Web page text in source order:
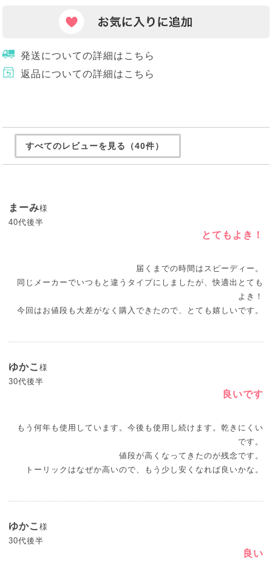
発送についての詳細はこちら
返品についての詳細はこちら
すべてのレビューを見る（40件）
まーみ様
40代後半
とてもよき！
届くまでの時間はスピーディー。
同じメーカーでいつもと違うタイプにしましたが、快適出とても
よき！
今回はお値段も大差がなく購入できたので、とても嬉しいです。
ゆかこ様
30代後半
良いです
もう何年も使用しています。今後も使用し続けます。乾きにくい
です。
値段が高くなってきたのが残念です。
ゆかこ様
30代後半
良い